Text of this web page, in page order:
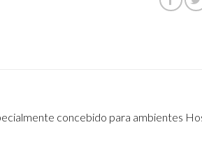
concebido para ambientes